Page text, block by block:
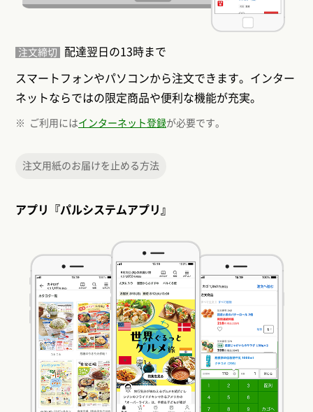
注文締切 配達翌日の13時まで
スマートフォンやパソコンから注文できます。インター
ネットならではの限定商品や便利な機能が充実。
ご利用にはインターネット登録が必要です。
注文用紙のお届けを止める方法
アプリ『パルシステムアプリ』